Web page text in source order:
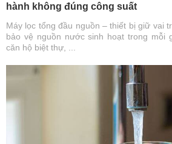
hành không đúng công suất
Máy lọc tổng đầu nguồn – thiết bị giữ vai
bảo vệ nguồn nước sinh hoạt trong mỗi
căn hộ biệt thự, ...